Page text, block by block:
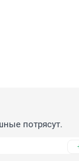
потрясут.